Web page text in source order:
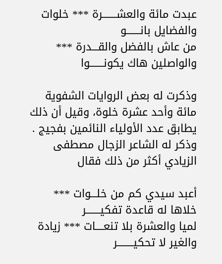
عبدت مائة والعشـــــــرة *** خلوات
والفضايل بانـــــــو
من عاش بالفضل والقـــدرة ***
والواصلين هاك يكونـــــــوا
وذكرت له بعض الروايات الشفوية
مائة وأحد عشرة خلوة، وقيل أن ذلك
يطابق عدد الأولياء النائمين بفجيج .
وذكر له الشاعر الزجال مصطفى
الزيادي أكثر من ذلك فقال
أعبد سيدي كم من خلـــوات ***
خلاها له قاعدة تفكيـــــــر
لميا والعشرة بلا تنعــــات *** زيادة
والغير لا تحكيــــــــر